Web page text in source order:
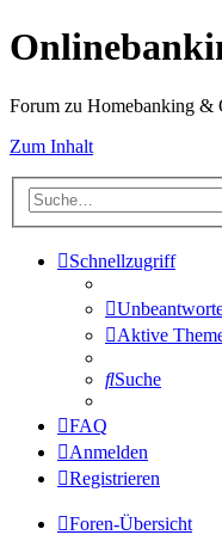
Forum zu Homebanking
Zum Inhalt
Schnellzugriff
Aktive
Suche
FAQ
Anmelden
Registrieren
Foren-Übersicht